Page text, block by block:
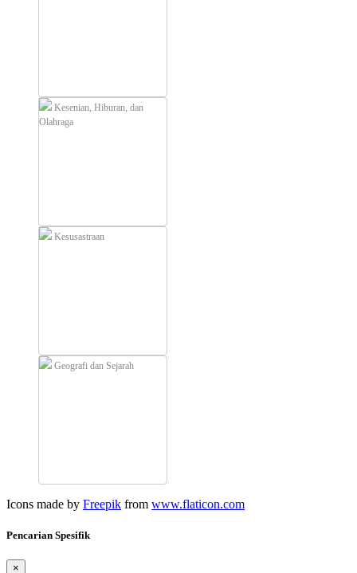
Kesenian, Hiburan, dan
Olahraga
Kesusastraan
Geografi dan Sejarah
Icons made by Freepik from www.flaticon.com
Pencarian Spesifik
×